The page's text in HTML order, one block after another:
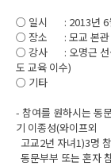
○ 일시 : 2013년 6
○ 장소 : 모교 본관
○ 강사 : 오명근 선생
도 교육 이수)
○ 기타
- 참여를 원하시는 동
기 이종성(와이프외
고교2년 자녀1)3명
동문부부 또는 혼자